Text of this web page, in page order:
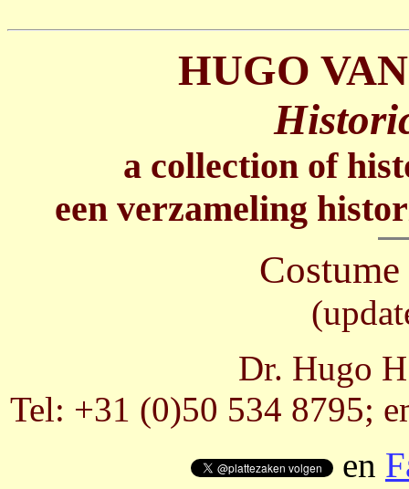
HUGO
a collection of
een verzameling
Dr. Hugo
Tel: +31 (0)50 534 8795;
en